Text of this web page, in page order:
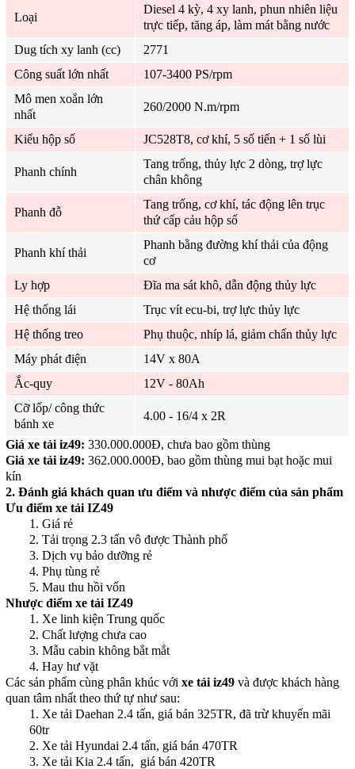
Loại
Diesel 4 kỳ, 4 xy lanh, phun nhiên liệu
trực tiếp, tăng áp, làm mát bằng nước
Dug tích xy lanh (cc)
2771
Công suất lớn nhất
107-3400 PS/rpm
Mô men xoắn lớn
nhất
260/2000 N.m/rpm
Kiểu hộp số JC528T8, cơ khí, 5 số tiến + 1 số lùi
Phanh chính
Tang trống, thủy lực 2 dòng, trợ lực
chân không
Phanh đỗ
Tang trống, cơ khí, tác động lên trục
thứ cấp cảu hộp số
Phanh khí thải
Phanh bằng đường khí thải của động
cơ
Ly hợp
Đĩa ma sát khô, dẫn động thủy lực
Hệ thống lái
Trục vít ecu-bi, trợ lực thủy lực
Hệ thống treo
Phụ thuộc, nhíp lá, giảm chấn thủy lực
Máy phát điện
14V x 80A
Ắc-quy
12V - 80Ah
Cỡ lốp/ công thức
bánh xe
4.00 - 16/4 x 2R
Giá xe tải iz49: 330.000.000Đ, chưa bao gồm thùng
Giá xe tải iz49: 362.000.000Đ, bao gồm thùng mui bạt hoặc mui
kín
2. Đánh giá khách quan ưu điểm và nhược điểm của sản phẩm
Ưu điểm xe tải IZ49
1. Giá rẻ
2. Tải trọng 2.3 tấn vô được Thành phố
3. Dịch vụ bảo dưỡng rẻ
4. Phụ tùng rẻ
5. Mau thu hồi vốn
Nhược điểm xe tải IZ49
1. Xe linh kiện Trung quốc
2. Chất lượng chưa cao
3. Mẫu cabin không bắt mắt
4. Hay hư vặt
Các sản phẩm cùng phân khúc với xe tải iz49 và được khách hàng
quan tâm nhất theo thứ tự như sau:
1. Xe tải Daehan 2.4 tấn, giá bán 325TR, đã trừ khuyến mãi
60tr
2. Xe tải Hyundai 2.4 tấn, giá bán 470TR
3. Xe tải Kia 2.4 tấn, giá bán 420TR